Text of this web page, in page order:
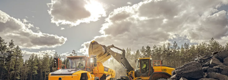
att stärka cellcentrics position som en ledande utvecklare
och producent av bränslecellssystem för tunga
kommersiella tillämpningar.